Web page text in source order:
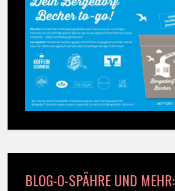
BLOG-O-SPÄHRE UND MEHR: